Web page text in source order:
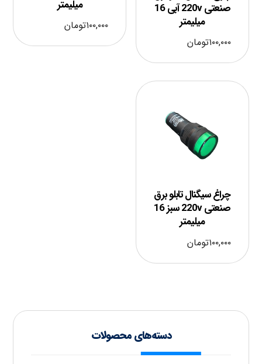
صنعتی 220v آبی 16
میلیمتر
۱۰۰,۰۰۰تومان
میلیمتر
۱۰۰,۰۰۰تومان
چراغ سیگنال تابلو برق
صنعتی 220v سبز 16
میلیمتر
۱۰۰,۰۰۰تومان
دسته‌های محصولات